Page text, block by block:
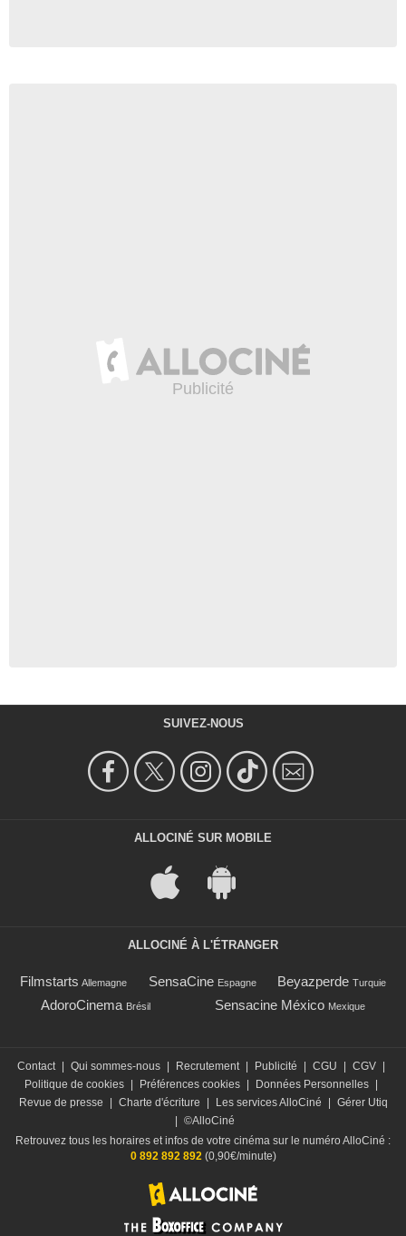
SUIVEZ-NOUS
ALLOCINÉ SUR MOBILE
ALLOCINÉ À L'ÉTRANGER
Filmstarts Allemagne SensaCine Espagne Beyazperde Turquie
AdoroCinema Brésil Sensacine México Mexique
Contact | Qui sommes-nous | Recrutement | Publicité | CGU | CGV |
Politique de cookies | Préférences cookies | Données Personnelles |
Revue de presse
| Charte d'écriture | Les services AlloCiné | Gérer Utiq
| ©AlloCiné
Retrouvez tous les horaires et infos de votre cinéma sur le numéro AlloCiné :
0 892 892 892 (0,90€/minute)